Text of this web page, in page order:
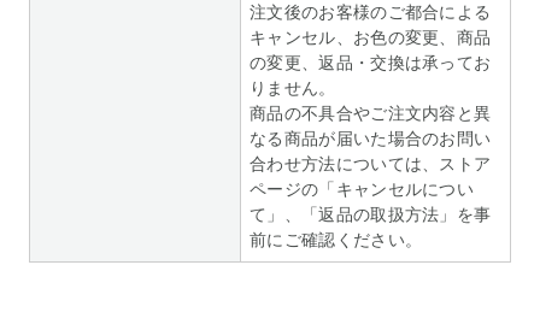
注文後のお客様のご都合による
キャンセル、お色の変更、商品
の変更、返品・交換は承ってお
りません。
商品の不具合やご注文内容と異
なる商品が届いた場合のお問い
合わせ方法については、ストア
ページの「キャンセルについ
て」、「返品の取扱方法」を事
前にご確認ください。